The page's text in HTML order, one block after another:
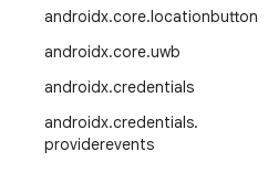
androidx.core.locationbutton
androidx.core.uwb
androidx.credentials
androidx.credentials.
providerevents